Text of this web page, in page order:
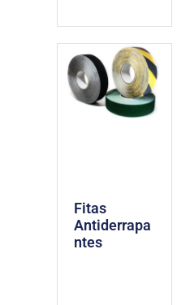
Fitas
Antiderrapa
ntes